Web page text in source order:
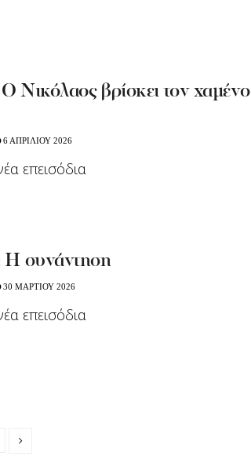
Νικόλαος βρίσκει τον χαμένο
6 ΑΠΡΙΛΙΟΥ 2026
επεισόδια
H συνάντηση
30 ΜΑΡΤΙΟΥ 2026
επεισόδια